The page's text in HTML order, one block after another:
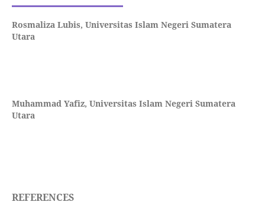
Rosmaliza Lubis, Universitas Islam Negeri Sumatera
Utara
Muhammad Yafiz, Universitas Islam Negeri Sumatera
Utara
REFERENCES